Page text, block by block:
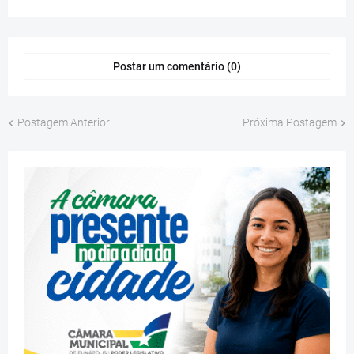
Postar um comentário (0)
Postagem Anterior Próxima Postagem